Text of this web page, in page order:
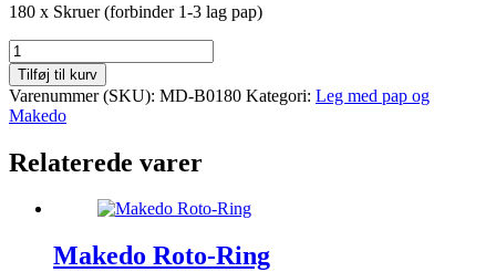
180 x Skruer (forbinder 1-3 lag pap)
Makedo
Skruer
180
stk
antal
Tilføj til kurv
Varenummer (SKU): MD-B0180 Kategori: Leg med pap og
Makedo
Relaterede varer
Makedo Roto-Ring